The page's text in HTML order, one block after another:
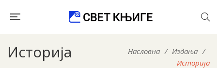
Историја Насловна / Издања /
Историја